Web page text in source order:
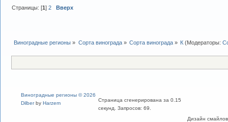
Страницы: [1]2 Вверх
Виноградные регионы » Сорта винограда» Сорта винограда» К (Модераторы:
Дизайн
Виноградные регионы © 2026
Dilberby Harzem
Страница сгенерирована за 0.15
секунд. Запросов: 69.